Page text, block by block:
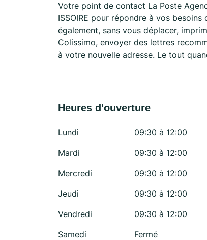
Votre point de contact La Poste
ISSOIRE pour répondre à vos
également, sans vous déplacer,
Colissimo, envoyer des lettres
à votre nouvelle adresse. Le tout
Heures d'ouverture
Lundi
09:30 à 12:00
Mardi
09:30 à 12:00
Mercredi
09:30 à 12:00
Jeudi
09:30 à 12:00
Vendredi
09:30 à 12:00
Samedi
Fermé